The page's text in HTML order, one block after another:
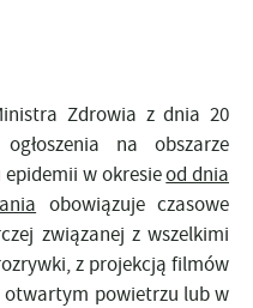
Zdrowia z dnia 20
na obszarze
epidemii w okresieod dnia
obowiązuje czasowe
związanej z wszelkimi
z projekcją filmów
otwartym powietrzu lub w